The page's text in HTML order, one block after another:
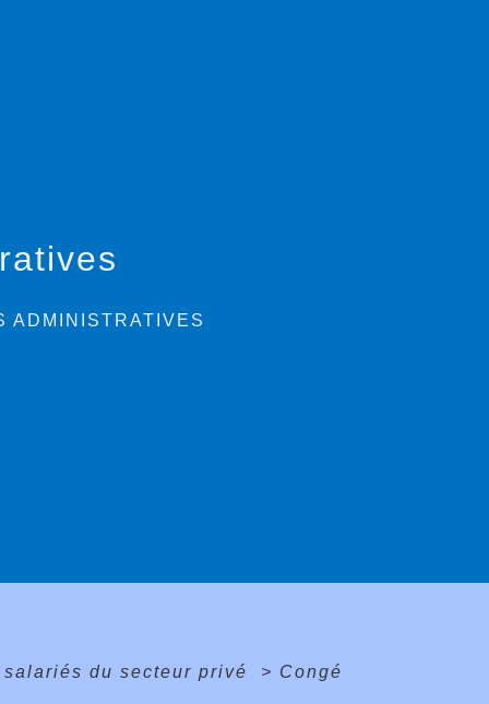
ADMINISTRATIVES
du secteur privé > Congé